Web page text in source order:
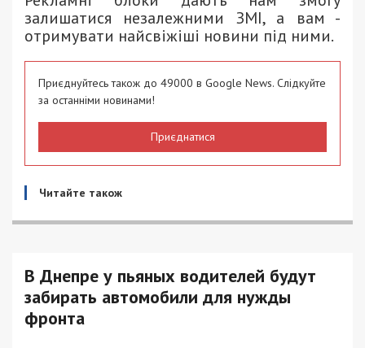
залишатися незалежними ЗМІ, а вам -
отримувати найсвіжіші новини під ними.
Приєднуйтесь також до 49000 в Google News. Слідкуйте
за останніми новинами!
Приєднатися
Читайте також
В Днепре у пьяных водителей будут
забирать автомобили для нужды
фронта